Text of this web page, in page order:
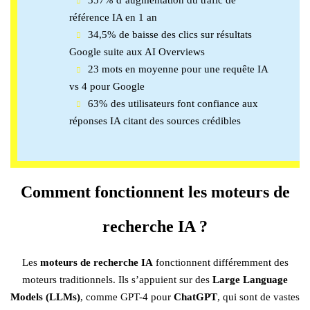
référence IA en 1 an
34,5% de baisse des clics sur résultats
Google suite aux AI Overviews
23 mots en moyenne pour une requête IA
vs 4 pour Google
63% des utilisateurs font confiance aux
réponses IA citant des sources crédibles
Comment fonctionnent les moteurs de
recherche IA ?
Les moteurs de recherche IA fonctionnent différemment des
moteurs traditionnels. Ils s’appuient sur des Large Language
Models (LLMs), comme GPT-4 pour ChatGPT, qui sont de vastes